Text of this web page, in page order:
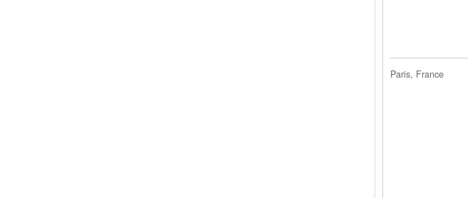
Paris, France